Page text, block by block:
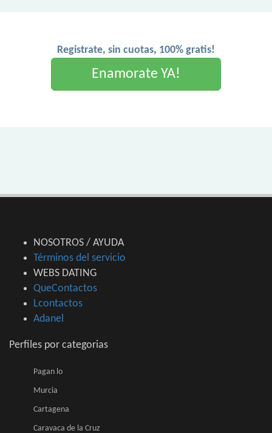
Registrate, sin cuotas, 100% gratis!
Enamorate YA!
NOSOTROS / AYUDA
Términos del servicio
WEBS DATING
QueContactos
Lcontactos
Adanel
Perfiles por categorias
Pagan lo
Murcia
Cartagena
Caravaca de la Cruz